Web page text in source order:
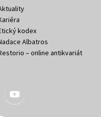
kodex
Albatros
– online antikvariát